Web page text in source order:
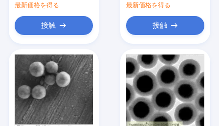
最新価格を得る
接触
最新価格を得る
接触